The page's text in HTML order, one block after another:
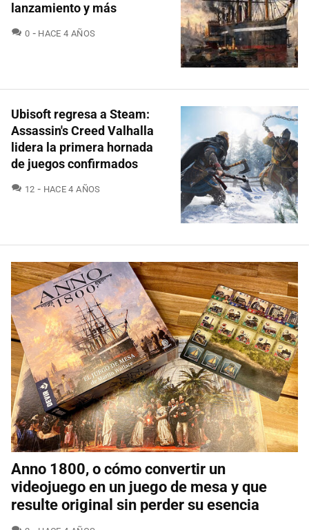
lanzamiento y más
0 COMENTARIOS
HACE 4 AÑOS
Ubisoft regresa a Steam:
Assassin's Creed Valhalla
lidera la primera hornada
de juegos confirmados
12 COMENTARIOS
HACE 4 AÑOS
Anno 1800, o cómo convertir un
videojuego en un juego de mesa y que
resulte original sin perder su esencia